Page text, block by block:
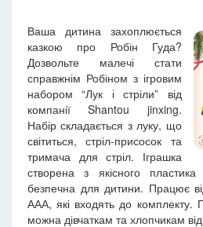
Ваша дитина захоплюється
казкою про Робін Гуда?
Дозвольте малечі стати
справжнім Робіном з ігровим
набором “Лук і стріли” від
компанії Shantou jinxing.
Набір складається з луку, що
світиться, стріл-присосок та
тримача для стріл. Іграшка
створена з якісного
безпечна для дитини. Працює
ААА, які входять до комплекту.
можна дівчаткам та хлопчикам від